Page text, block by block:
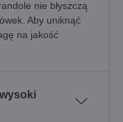
nie błyszczą
Aby uniknąć
na jakość